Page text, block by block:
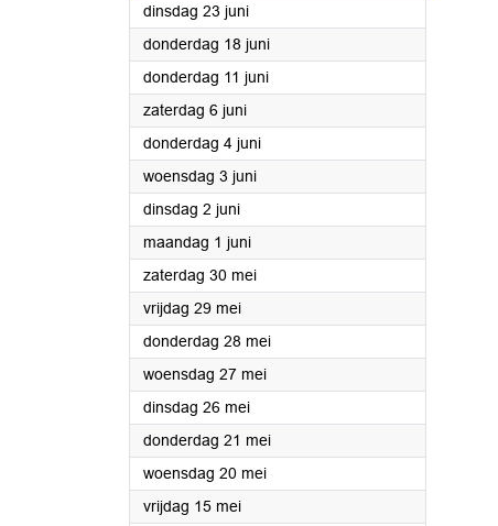
dinsdag 23 juni2026
donderdag 18 juni2026
donderdag 11 juni2026
zaterdag 6 juni2026
donderdag 4 juni2026
woensdag 3 juni2026
dinsdag 2 juni2026
maandag 1 juni2026
zaterdag 30 mei2026
vrijdag 29 mei2026
donderdag 28 mei2026
woensdag 27 mei2026
dinsdag 26 mei2026
donderdag 21 mei2026
woensdag 20 mei2026
vrijdag 15 mei2026